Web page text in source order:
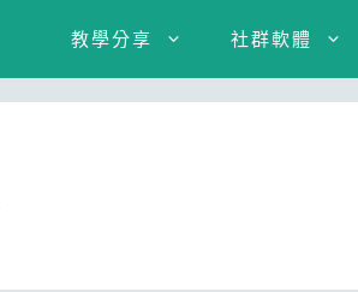
教學分享 社群軟體